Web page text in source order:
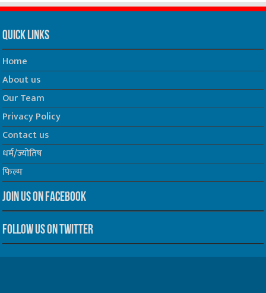
Quick Links
Home
About us
Our Team
Privacy Policy
Contact us
धर्म/ज्योतिष
फिल्म
Join us on Facebook
Follow us on Twitter